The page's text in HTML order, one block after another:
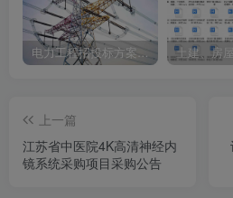
电力工程招投标方案模板
上一篇
江苏省中医院4K高清神经内
镜系统采购项目采购公告